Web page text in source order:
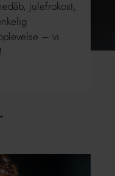
julefrokost,
– vi